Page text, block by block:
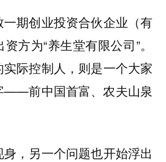
期创业投资合伙企业（有
方为“养生堂有限公司”。
际控制人，则是一个大家
——前中国首富、农夫山泉
，另一个问题也开始浮出